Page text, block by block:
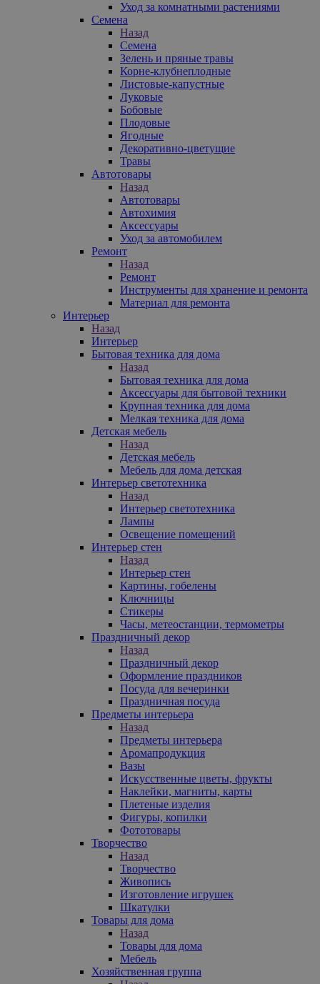
Уход за комнатными растениями
Семена
Назад
Семена
Зелень и пряные травы
Корне-клубнеплодные
Листовые-капустные
Луковые
Бобовые
Плодовые
Ягодные
Декоративно-цветущие
Травы
Автотовары
Назад
Автотовары
Автохимия
Аксессуары
Уход за автомобилем
Ремонт
Назад
Ремонт
Инструменты для хранение и ремонта
Материал для ремонта
Интерьер
Назад
Интерьер
Бытовая техника для дома
Назад
Бытовая техника для дома
Аксессуары для бытовой техники
Крупная техника для дома
Мелкая техника для дома
Детская мебель
Назад
Детская мебель
Мебель для дома детская
Интерьер светотехника
Назад
Интерьер светотехника
Лампы
Освещение помещений
Интерьер стен
Назад
Интерьер стен
Картины, гобелены
Ключницы
Стикеры
Часы, метеостанции, термометры
Праздничный декор
Назад
Праздничный декор
Оформление праздников
Посуда для вечеринки
Праздничная посуда
Предметы интерьера
Назад
Предметы интерьера
Аромапродукция
Вазы
Искусственные цветы, фрукты
Наклейки, магниты, карты
Плетеные изделия
Фигуры, копилки
Фототовары
Творчество
Назад
Творчество
Живопись
Изготовление игрушек
Шкатулки
Товары для дома
Назад
Товары для дома
Мебель
Хозяйственная группа